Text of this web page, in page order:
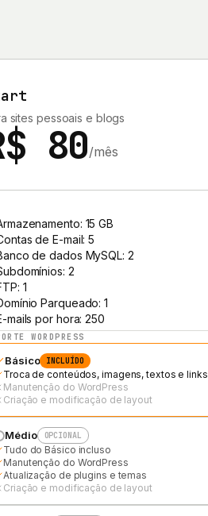
sites pessoais e blogs
80/mês
15 GB
de E-mail: 5
de dados MySQL: 2
2
1
Parqueado: 1
mails por hora: 250
WORDPRESS
Básico INCLUÍDO
Troca de conteúdos, imagens, textos e links
Manutenção do WordPress
Criação e modificação de layout
Médio OPCIONAL
Tudo do Básico incluso
Manutenção do WordPress
Atualização de plugins e temas
Criação e modificação de layout